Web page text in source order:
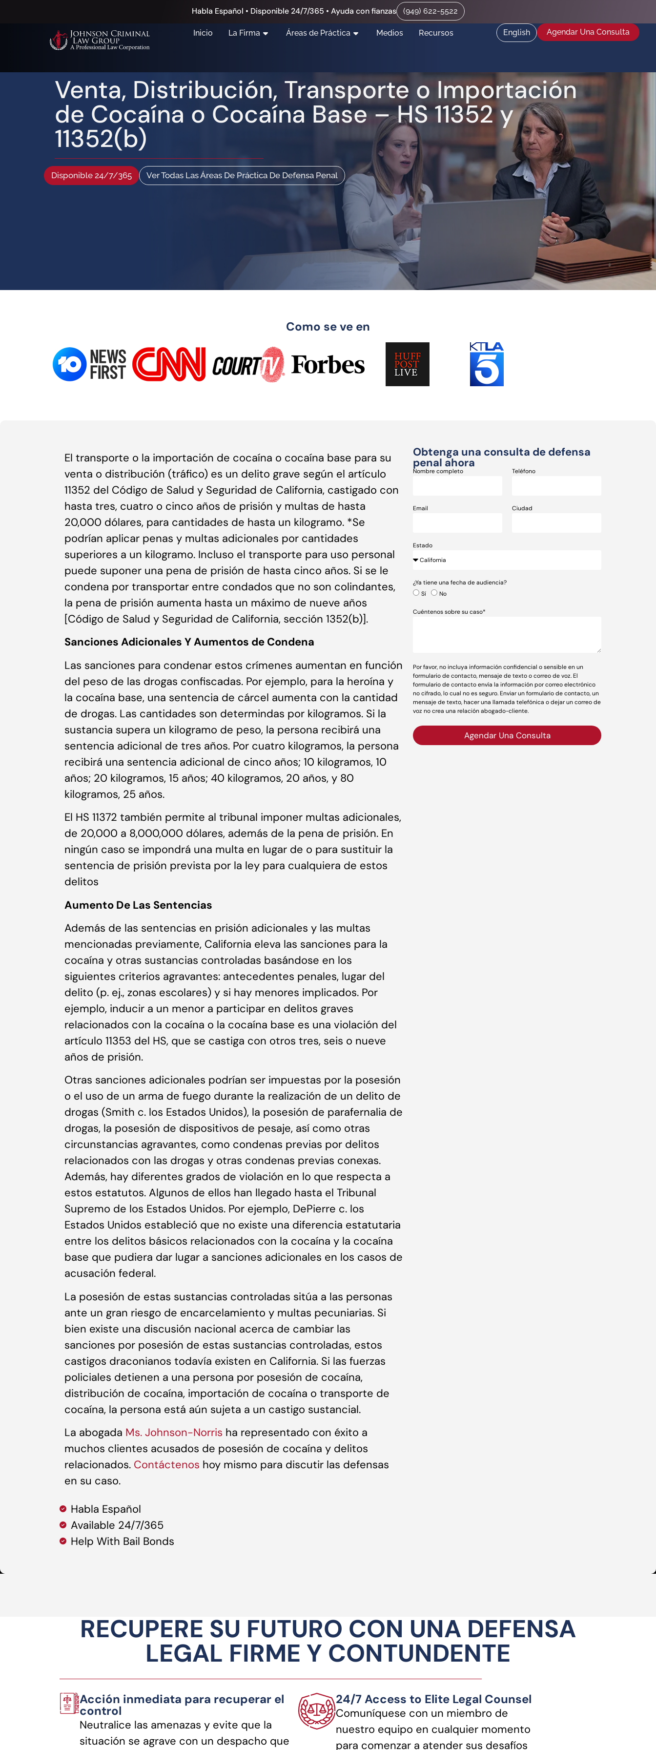
Habla Español • Disponible 24/7/365 • Ayuda con fianzas (949) 622-5522
Inicio La Firma Áreas de Práctica Medios Recursos English Agendar Una Consulta
Venta, Distribución, Transporte o Importación
de Cocaína o Cocaína Base – HS 11352 y
11352(b)
Disponible 24/7/365 Ver Todas Las Áreas De Práctica De Defensa Penal
Como se ve en
El transporte o la importación de cocaína o cocaína base para su
venta o distribución (tráfico) es un delito grave según el artículo
11352 del Código de Salud y Seguridad de California, castigado con
hasta tres, cuatro o cinco años de prisión y multas de hasta
20,000 dólares, para cantidades de hasta un kilogramo. *Se
podrían aplicar penas y multas adicionales por cantidades
superiores a un kilogramo. Incluso el transporte para uso personal
puede suponer una pena de prisión de hasta cinco años. Si se le
condena por transportar entre condados que no son colindantes,
la pena de prisión aumenta hasta un máximo de nueve años
[Código de Salud y Seguridad de California, sección 1352(b)].
Sanciones Adicionales Y Aumentos de Condena
Las sanciones para condenar estos crímenes aumentan en función
del peso de las drogas confiscadas. Por ejemplo, para la heroína y
la cocaína base, una sentencia de cárcel aumenta con la cantidad
de drogas. Las cantidades son determindas por kilogramos. Si la
sustancia supera un kilogramo de peso, la persona recibirá una
sentencia adicional de tres años. Por cuatro kilogramos, la persona
recibirá una sentencia adicional de cinco años; 10 kilogramos, 10
años; 20 kilogramos, 15 años; 40 kilogramos, 20 años, y 80
kilogramos, 25 años.
El HS 11372 también permite al tribunal imponer multas adicionales,
de 20,000 a 8,000,000 dólares, además de la pena de prisión. En
ningún caso se impondrá una multa en lugar de o para sustituir la
sentencia de prisión prevista por la ley para cualquiera de estos
delitos
Aumento De Las Sentencias
Además de las sentencias en prisión adicionales y las multas
mencionadas previamente, California eleva las sanciones para la
cocaína y otras sustancias controladas basándose en los
siguientes criterios agravantes: antecedentes penales, lugar del
delito (p. ej., zonas escolares) y si hay menores implicados. Por
ejemplo, inducir a un menor a participar en delitos graves
relacionados con la cocaína o la cocaína base es una violación del
artículo 11353 del HS, que se castiga con otros tres, seis o nueve
años de prisión.
Otras sanciones adicionales podrían ser impuestas por la posesión
o el uso de un arma de fuego durante la realización de un delito de
drogas (Smith c. los Estados Unidos), la posesión de parafernalia de
drogas, la posesión de dispositivos de pesaje, así como otras
circunstancias agravantes, como condenas previas por delitos
relacionados con las drogas y otras condenas previas conexas.
Además, hay diferentes grados de violación en lo que respecta a
estos estatutos. Algunos de ellos han llegado hasta el Tribunal
Supremo de los Estados Unidos. Por ejemplo, DePierre c. los
Estados Unidos estableció que no existe una diferencia estatutaria
entre los delitos básicos relacionados con la cocaína y la cocaína
base que pudiera dar lugar a sanciones adicionales en los casos de
acusación federal.
La posesión de estas sustancias controladas sitúa a las personas
ante un gran riesgo de encarcelamiento y multas pecuniarias. Si
bien existe una discusión nacional acerca de cambiar las
sanciones por posesión de estas sustancias controladas, estos
castigos draconianos todavía existen en California. Si las fuerzas
policiales detienen a una persona por posesión de cocaína,
distribución de cocaína, importación de cocaína o transporte de
cocaína, la persona está aún sujeta a un castigo sustancial.
La abogada Ms. Johnson-Norris ha representado con éxito a
muchos clientes acusados de posesión de cocaína y delitos
relacionados. Contáctenos hoy mismo para discutir las defensas
en su caso.
Habla Español
Available 24/7/365
Help With Bail Bonds
Obtenga una consulta de defensa
penal ahora
Nombre completo Teléfono
Email Ciudad
Estado
¿Ya tiene una fecha de audiencia?
Sí
No
Cuéntenos sobre su caso*
Por favor, no incluya información confidencial o sensible en un
formulario de contacto, mensaje de texto o correo de voz. El
formulario de contacto envía la información por correo electrónico
no cifrado, lo cual no es seguro. Enviar un formulario de contacto, un
mensaje de texto, hacer una llamada telefónica o dejar un correo de
voz no crea una relación abogado-cliente.
Agendar Una Consulta
RECUPERE SU FUTURO CON UNA DEFENSA
LEGAL FIRME Y CONTUNDENTE
Acción inmediata para recuperar el
control
Neutralice las amenazas y evite que la
situación se agrave con un despacho que
24/7 Access to Elite Legal Counsel
Comuníquese con un miembro de
nuestro equipo en cualquier momento
para comenzar a atender sus desafíos